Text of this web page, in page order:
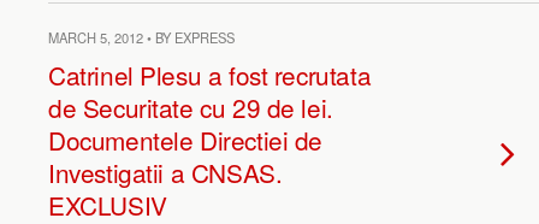
MARCH 5, 2012 • BY EXPRESS
Catrinel Plesu a fost recrutata
de Securitate cu 29 de lei.
Documentele Directiei de
Investigatii a CNSAS.
EXCLUSIV